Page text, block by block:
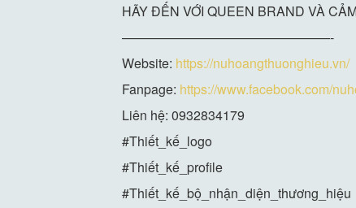
HÃY ĐẾN VỚI QUEEN BRAND VÀ
————————————————-
Website: https://nuhoangthuonghieu.vn/
Fanpage: https://www.facebook.com/
Liên hệ: 0932834179
#Thiết_kế_logo
#Thiết_kế_profile
#Thiết_kế_bộ_nhận_diện_thương_hiệu